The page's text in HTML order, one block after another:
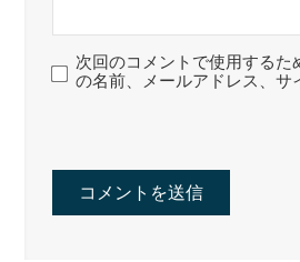
次回のコメントで使用するた
の名前、メールアドレス、サ